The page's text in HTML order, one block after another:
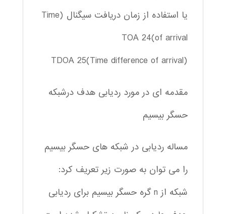
یا استفاده از زمان دریافت سیگنال (Time
of arrival)TOA 24
(Time difference of arrival)TDOA 25
مقدمه ای در مورد ردیابی هدف درشبکه
حسگر بیسیم
مساله ردیابی در شبکه های حسگر بیسیم
را می توان به صورت زیر تعریف کرد:
شبکه از n گره حسگر بیسیم برای ردیابی